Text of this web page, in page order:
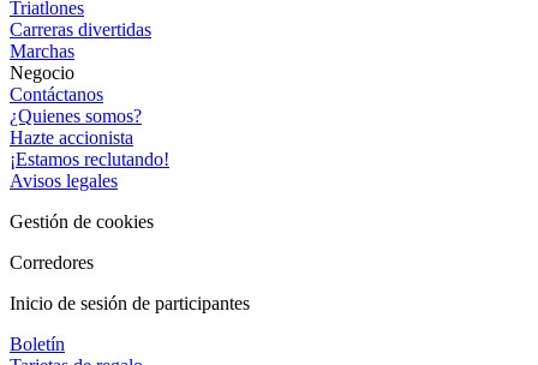
Triatlones
Carreras divertidas
Marchas
Negocio
Contáctanos
¿Quienes somos?
Hazte accionista
¡Estamos reclutando!
Avisos legales
Gestión de cookies
Corredores
Inicio de sesión de participantes
Boletín